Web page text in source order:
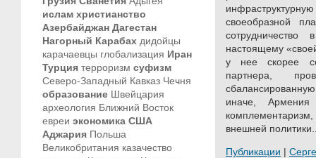
ислам христианство
Азербайджан Дагестан
Нагорный Карабах дидойцы
карачаевцы глобализация Иран
Турция терроризм суфизм
Северо-Западный Кавказ Чечня
образование Швейцария
археология Ближний Восток
евреи экономика США
Аджария Польша
Великобритания казачество
своеобразной
настоящему
у нее скорее
партнера,
иначе,
внешней
Публикации |